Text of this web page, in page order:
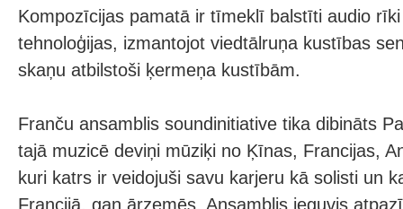
Kompozīcijas pamatā ir tīmeklī balstīti audio
tehnoloģijas, izmantojot viedtālruņa kustības
skaņu atbilstoši ķermeņa kustībām.
Franču ansamblis soundinitiative tika dibināts
tajā muzicē deviņi mūziķi no Ķīnas, Francijas,
kuri katrs ir veidojuši savu karjeru kā solisti un
Francijā, gan ārzemēs. Ansamblis ieguvis